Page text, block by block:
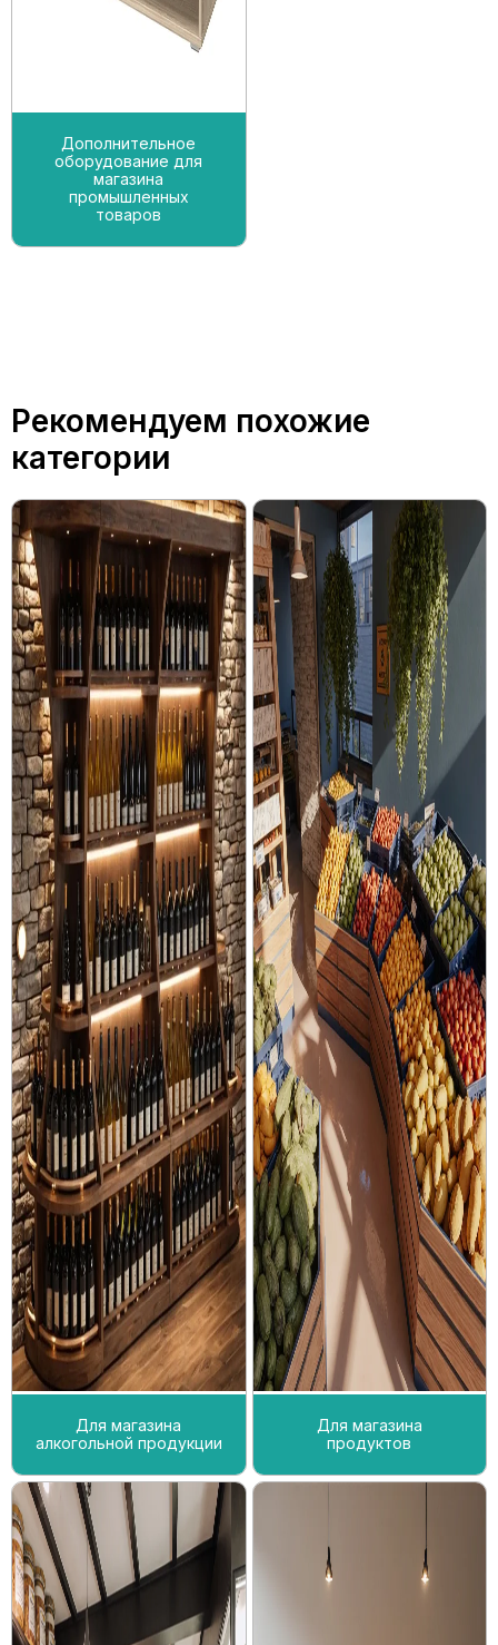
Дополнительное
оборудование для
магазина
промышленных
товаров
Рекомендуем похожие
категории
Для магазина
алкогольной продукции
Для магазина
продуктов